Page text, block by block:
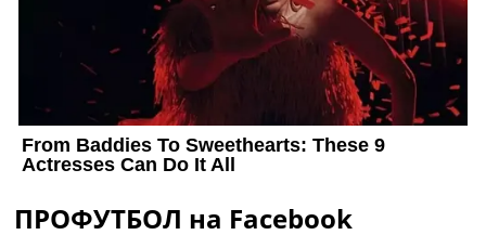
ПРОФУТБОЛ на Facebook